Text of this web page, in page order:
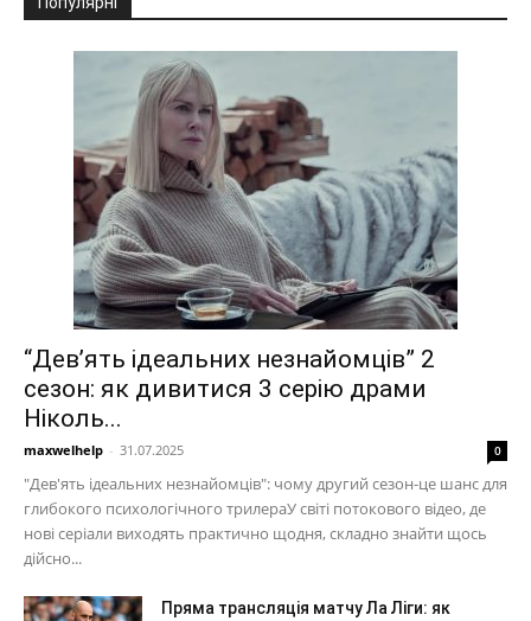
“Дев’ять ідеальних незнайомців” 2
сезон: як дивитися 3 серію драми
Ніколь...
maxwelhelp - 31.07.2025 0
"Дев'ять ідеальних незнайомців": чому другий сезон-це шанс для
глибокого психологічного трилераУ світі потокового відео, де
нові серіали виходять практично щодня, складно знайти щось
дійсно...
Пряма трансляція матчу Ла Ліги: як